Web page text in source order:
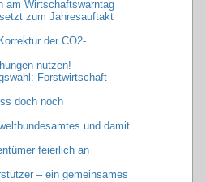
am Wirtschaftswarntag
zum Jahresauftakt
der CO2-
nutzen!
Forstwirtschaft
doch noch
und damit
feierlich an
– ein gemeinsames